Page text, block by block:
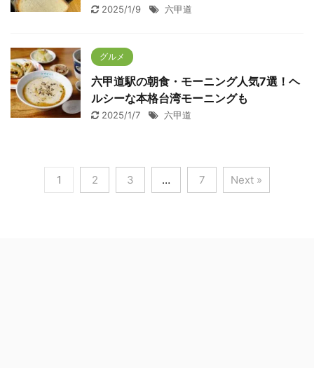
2025/1/9 六甲道
グルメ
六甲道駅の朝食・モーニング人気7選！ヘ
ルシーな本格台湾モーニングも
2025/1/7 六甲道
1 2 3 … 7 Next »